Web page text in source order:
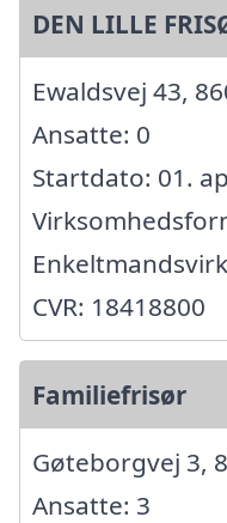
DEN LILLE
Ewaldsvej 43,
Ansatte: 0
Startdato: 01.
CVR: 18418800
Familiefrisør
Gøteborgvej 3,
Ansatte: 3